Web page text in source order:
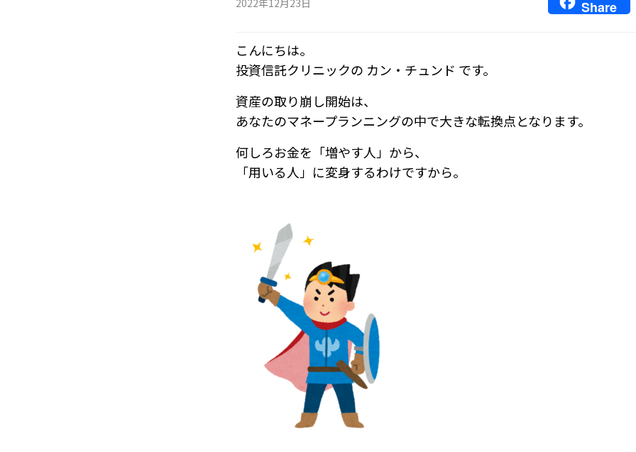
2022年12月23日 Share
こんにちは。
投資信託クリニックの カン・チュンド です。
資産の取り崩し開始は、
あなたのマネープランニングの中で大きな転換点となります。
何しろお金を「増やす人」から、
「用いる人」に変身するわけですから。